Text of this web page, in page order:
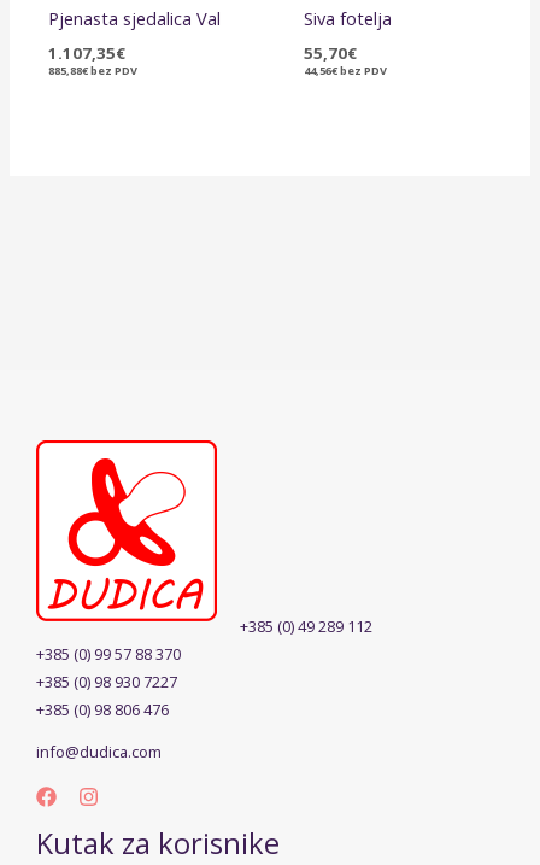
Pjenasta sjedalica Val
1.107,35€
885,88€bez PDV
Siva fotelja
55,70€
44,56€bez PDV
+385 (0) 49 289 112
+385 (0) 99 57 88 370
+385 (0) 98 930 7227
+385 (0) 98 806 476
info@dudica.com
Kutak za korisnike